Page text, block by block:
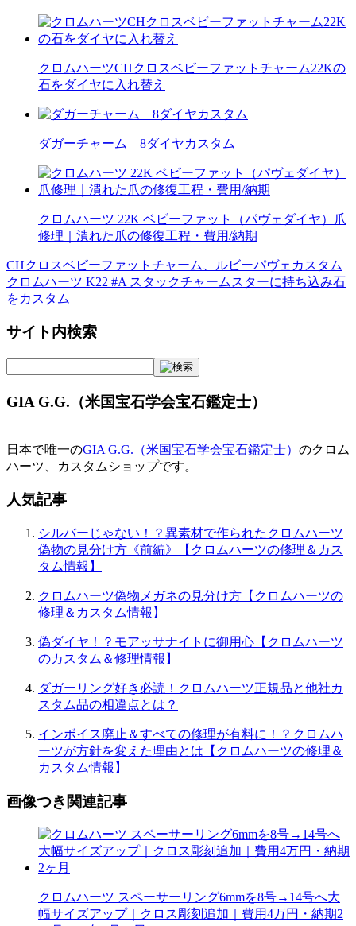
クロムハーツCHクロスベビーファットチャーム22Kの
石をダイヤに入れ替え
ダガーチャーム 8ダイヤカスタム
クロムハーツ 22K ベビーファット（パヴェダイヤ）爪
修理｜潰れた爪の修復工程・費用/納期
投
稿
ナ
ビ
ゲ
ー
ョ
ン
CHクロスベビーファットチャーム、ルビーパヴェカスタム
クロムハーツ K22 #A スタックチャームスターに持ち込み石
をカスタム
サイト内検索
GIA G.G.（米国宝石学会宝石鑑定士）
日本で唯一のGIA G.G.（米国宝石学会宝石鑑定士） のクロム
ハーツ、カスタムショップです。
人気記事
シルバーじゃない！？異素材で作られたクロムハーツ
偽物の見分け方《前編》【クロムハーツの修理＆カス
タム情報】
クロムハーツ偽物メガネの見分け方【クロムハーツの
修理＆カスタム情報】
偽ダイヤ！？モアッサナイトに御用心【クロムハーツ
のカスタム＆修理情報】
ダガーリング好き必読！クロムハーツ正規品と他社カ
スタム品の相違点とは？
インボイス廃止＆すべての修理が有料に！？クロムハ
ーツが方針を変えた理由とは【クロムハーツの修理＆
カスタム情報】
画像つき関連記事
クロムハーツ スペーサーリング6mmを8号→14号へ大
幅サイズアップ｜クロス彫刻追加｜費用4万円・納期2